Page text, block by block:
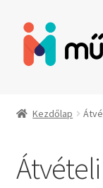
Ugrás
navigációhoz
Kilépés
tartalomba
Fiókom
Kezdőlap